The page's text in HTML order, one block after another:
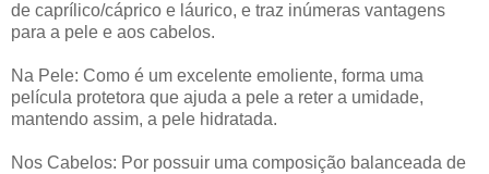
de caprílico/cáprico e láurico, e traz inúmeras vantagens
para a pele e aos cabelos.
Na Pele: Como é um excelente emoliente, forma uma
película protetora que ajuda a pele a reter a umidade,
mantendo assim, a pele hidratada.
Nos Cabelos: Por possuir uma composição balanceada de